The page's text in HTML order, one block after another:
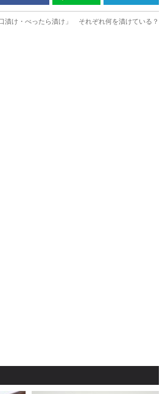
漬け・べったら漬け」 それぞれ何を漬けている？